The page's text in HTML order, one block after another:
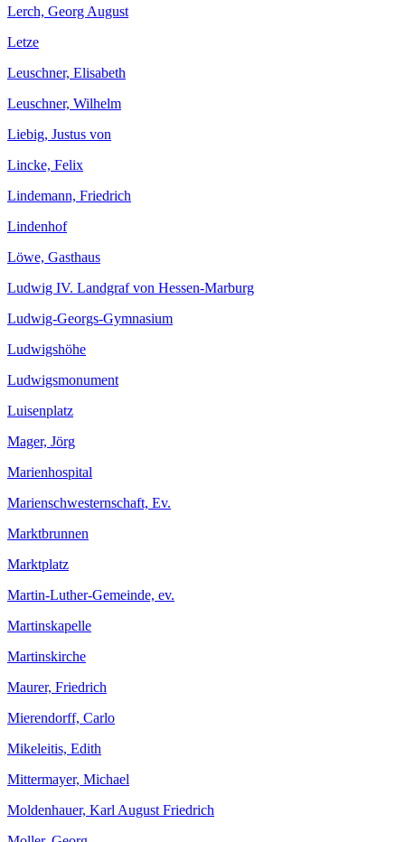
Lerch, Georg August
Letze
Leuschner, Elisabeth
Leuschner, Wilhelm
Liebig, Justus von
Lincke, Felix
Lindemann, Friedrich
Lindenhof
Löwe, Gasthaus
Ludwig IV. Landgraf von Hessen-Marburg
Ludwig-Georgs-Gymnasium
Ludwigshöhe
Ludwigsmonument
Luisenplatz
Mager, Jörg
Marienhospital
Marienschwesternschaft, Ev.
Marktbrunnen
Marktplatz
Martin-Luther-Gemeinde, ev.
Martinskapelle
Martinskirche
Maurer, Friedrich
Mierendorff, Carlo
Mikeleitis, Edith
Mittermayer, Michael
Moldenhauer, Karl August Friedrich